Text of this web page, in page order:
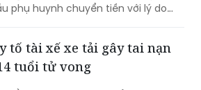
phụ huynh chuyển tiền với lý do
an Hà Nội cảnh báo người dân
kiểm tra kỹ đơn vị tổ chức trước khi
tố tài xế xe tải gây tai nạn
tuổi tử vong